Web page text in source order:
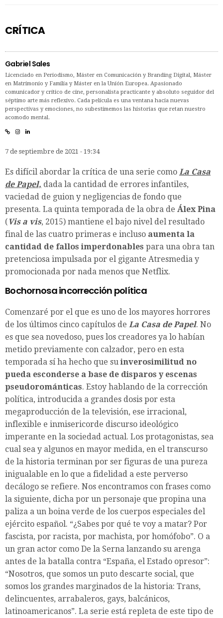
CRÍTICA
Gabriel Sales
Licenciado en Periodismo, Máster en Comunicación y Branding Digital, Máster
en Matrimonio y Familia y Máster en la Unión Europea. Apasionado
comunicador y crítico de cine, personalista practicante y absoluto seguidor del
séptimo arte más reflexivo. Cada película es una ventana hacia nuevas
perspectivas y emociones, no subestimemos las historias que retan nuestro
acomodo mental.
7 de septiembre de 2021 - 19:34
Es difícil abordar la crítica de una serie como La Casa
de Papel, dada la cantidad de errores infantiles,
vaciedad de guion y negligencias de fondo que
presenta. La quinta temporada de la obra de Álex Pina
( Vis a vis, 2015) mantiene el bajo nivel del resultado
final de las cuatro primeras e incluso aumenta la
cantidad de fallos imperdonables para una obra tan
pretenciosa impulsada por el gigante Atresmedia y
promocionada por nada menos que Netflix.
Bochornosa incorrección política
Comenzaré por el que es uno de los mayores horrores
de los últimos cinco capítulos de La Casa de Papel. No
es que sea novedoso, pues los creadores ya lo habían
metido previamente con calzador, pero en esta
temporada sí ha hecho que su inverosimilitud no
pueda esconderse a base de disparos y escenas
pseudorománticas. Estoy hablando de la corrección
política, introducida a grandes dosis por esta
megaproducción de la televisión, ese irracional,
inflexible e inmisericorde discurso ideológico
imperante en la sociedad actual. Los protagonistas, sea
cual sea y algunos en mayor medida, en el transcurso
de la historia terminan por ser figuras de una pureza
inigualable en lo que a fidelidad a este perverso
decálogo se refiere. Nos encontramos con frases como
la siguiente, dicha por un personaje que propina una
paliza a un boina verde de los cuerpos especiales del
ejército español. “¿Sabes por qué te voy a matar? Por
fascista, por racista, por machista, por homófobo”. O a
un gran actor como De la Serna lanzando su arenga
antes de la batalla contra “España, el Estado opresor”:
“Nosotros, que somos un puto descarte social, que
somos los grandes marginados de la historia: Trans,
delincuentes, arrabaleros, gays, balcánicos,
latinoamericanos”. La serie está repleta de este tipo de